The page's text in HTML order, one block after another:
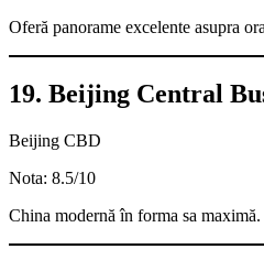
Oferă panorame excelente asupra
19. Beijing Central
Beijing CBD
Nota: 8.5/10
China modernă în forma sa maximă.